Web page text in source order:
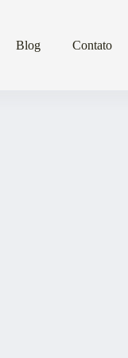
Blog Contato